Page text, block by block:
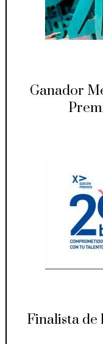
Ganador
Finalista de